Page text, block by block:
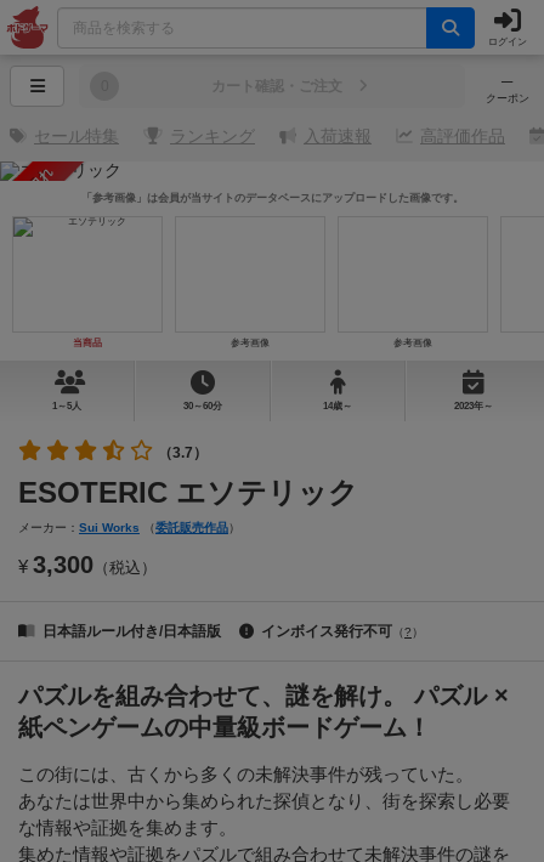
ログイン
─
クーポン
カート確認・ご注文
セール特集 ランキング 入荷速報 高評価作品
売り切れ
当商品 参考画像 参考画像
「参考画像」は会員が当サイトのデータベースにアップロードした画像です。
1～5人 30～60分 14歳～ 2023年～
（3.7）
ESOTERIC エソテリック
メーカー： Sui Works （委託販売作品）
¥ 3,300 （税込）
日本語ルール付き/日本語版 インボイス発行不可 （? ）
パズルを組み合わせて、謎を解け。 パズル ×
紙ペンゲームの中量級ボードゲーム！
この街には、古くから多くの未解決事件が残っていた。
あなたは世界中から集められた探偵となり、街を探索し必要
な情報や証拠を集めます。
集めた情報や証拠をパズルで組み合わせて未解決事件の謎を